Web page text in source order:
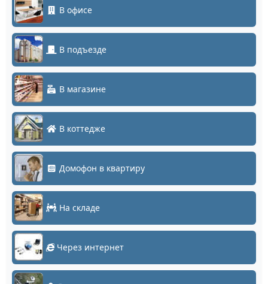
В офисе
В подъезде
В магазине
В коттедже
Домофон в квартиру
На складе
Через интернет